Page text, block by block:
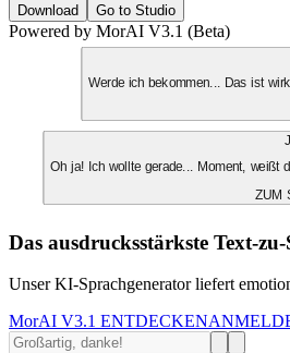
Download Go to Studio
Powered by MorAI V3.1 (Beta)
Werde ich bekommen... Das ist
Oh ja! Ich wollte gerade... Moment, weißt
ZUM
Das ausdrucksstärkste Text-
Unser KI-Sprachgenerator liefert
MorAI V3.1 ENTDECKEN